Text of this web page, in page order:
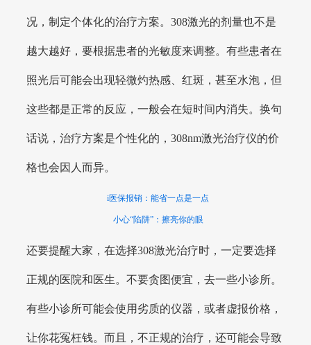
况，制定个体化的治疗方案。308激光的剂量也不是
越大越好，要根据患者的光敏度来调整。有些患者在
照光后可能会出现轻微灼热感、红斑，甚至水泡，但
这些都是正常的反应，一般会在短时间内消失。换句
话说，治疗方案是个性化的，308nm激光治疗仪的价
格也会因人而异。
i医保报销：能省一点是一点
小心“陷阱”：擦亮你的眼
还要提醒大家，在选择308激光治疗时，一定要选择
正规的医院和医生。不要贪图便宜，去一些小诊所。
有些小诊所可能会使用劣质的仪器，或者虚报价格，
让你花冤枉钱。而且，不正规的治疗，还可能会导致